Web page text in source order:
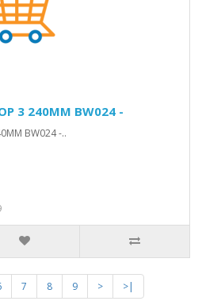
3 240MM BW024 -
BW024 -..
7 8 9 >
>|